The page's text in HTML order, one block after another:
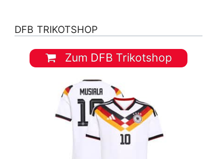
DFB TRIKOTSHOP
Zum DFB Trikotshop